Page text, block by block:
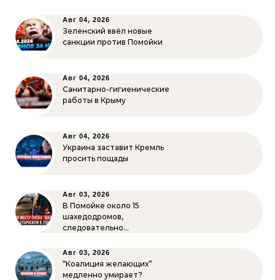
Авг 04, 2026
Зеленский ввёл новые
санкции против Помойки
Авг 04, 2026
Санитарно-гигиенические
работы в Крыму
Авг 04, 2026
Украина заставит Кремль
просить пощады
Авг 03, 2026
В Помойке около 15
шахедодромов,
следовательно…
Авг 03, 2026
“Коалиция желающих”
медленно умирает?